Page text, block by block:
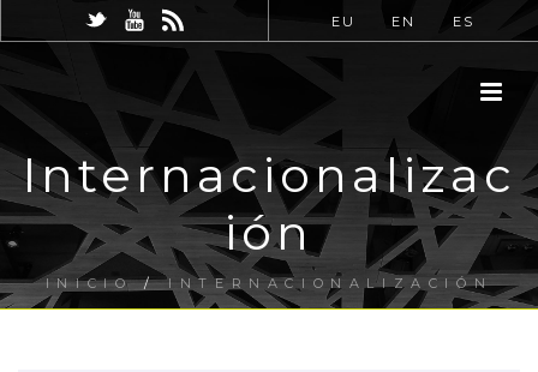
EU EN ES
Internacionalizac
ión
INICIO/INTERNACIONALIZACIÓN